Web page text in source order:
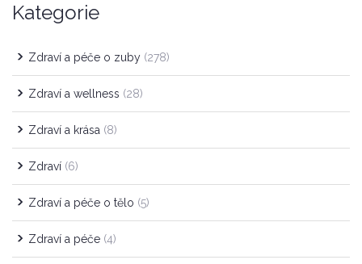
Kategorie
Zdraví a péče o zuby (278)
Zdraví a wellness (28)
Zdraví a krása (8)
Zdraví (6)
Zdraví a péče o tělo (5)
Zdraví a péče (4)